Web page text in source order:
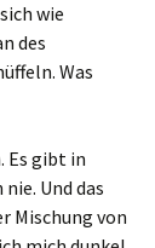
wie
des
Was
Es gibt in
Und das
Mischung von